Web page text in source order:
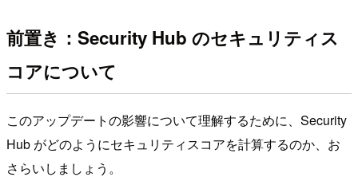
前置き：Security Hub のセキュリティス
コアについて
このアップデートの影響について理解するために、Security
Hub がどのようにセキュリティスコアを計算するのか、お
さらいしましょう。